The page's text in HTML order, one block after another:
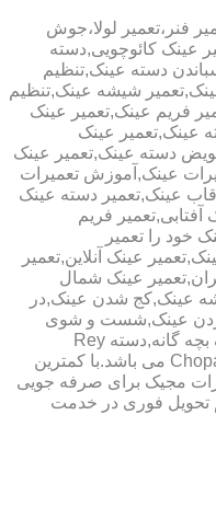
فنر،تعمیر لولا،جوش
عینک کائوچویی,دسته
دسته عینک,تنظیم
شیشه عینک,تنظیم
فریم عینک,تعمیر عینک
عینک,تعمیر عینک
دسته عینک,تعمیر عینک
عینک,آموزش تعمیرات
عینک,تعمیر دسته عینک
فریم
خود را تعمیر
عینک آنلاین,تعمیر
عینک شمال
عینک,کج شدن عینک,در
کردن عینک,شست و شوی
عینک,شکستن عینک فلزی,تعمیر عینک بچه گانه,دسته Rey
Ban,دسته AO,دسته Police,دسته Chopard می باشد.با کمترین
مجیک برای صرفه جویی
تحویل فوری در خدمت